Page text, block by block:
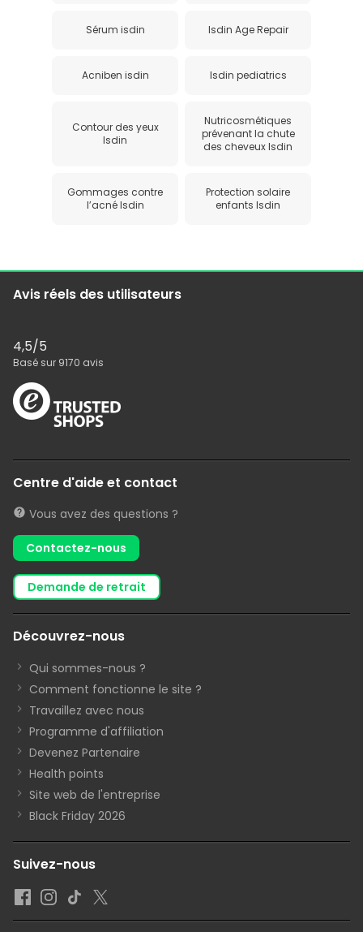
Sérum isdin Isdin Age Repair
Acniben isdin Isdin pediatrics
Contour des yeux
Isdin
Nutricosmétiques
prévenant la chute
des cheveux Isdin
Gommages contre
l’acné Isdin
Protection solaire
enfants Isdin
Avis réels des utilisateurs
4,5/5
Basé sur 9170 avis
Centre d'aide et contact
Vous avez des questions ?
Contactez-nous
demande de retrait
Découvrez-nous
Qui sommes-nous ?
Comment fonctionne le site ?
Travaillez avec nous
Programme d'affiliation
Devenez Partenaire
Health points
Site web de l'entreprise
Black Friday 2026
Suivez-nous